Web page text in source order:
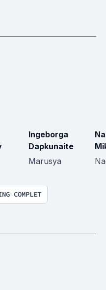
Ingeborga
Dapkunaite
Marusya
COMPLET